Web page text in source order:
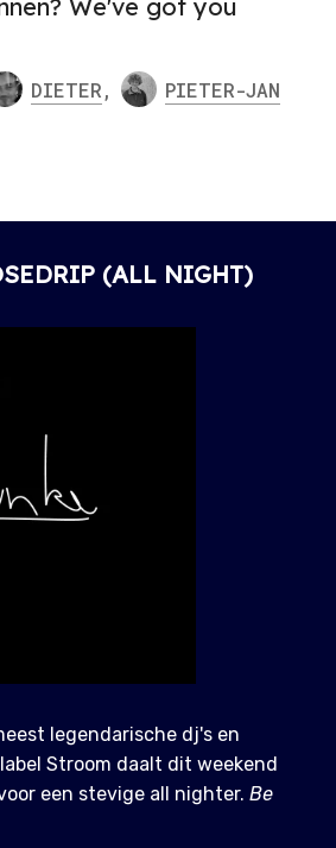
We've got you
DIETER, PIETER-JAN
(ALL NIGHT)
legendarische dj's en
Stroom daalt dit weekend
een stevige all nighter. Be